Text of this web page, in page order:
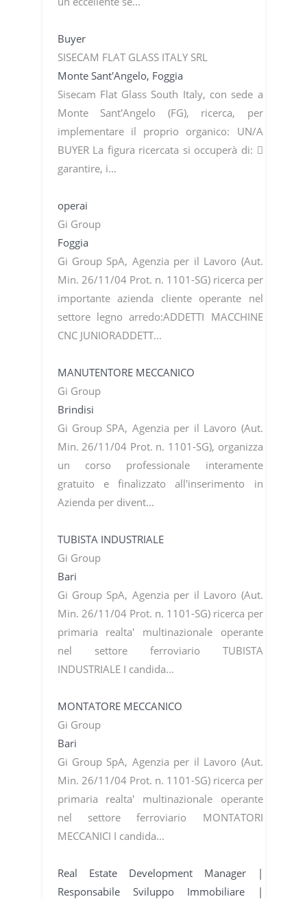
Buyer
SISECAM FLAT GLASS ITALY SRL
Monte Sant'Angelo, Foggia
Sisecam Flat Glass South Italy, con sede a
Monte Sant'Angelo (FG), ricerca, per
implementare il proprio organico: UN/A
BUYER La figura ricercata si occuperà di: 
garantire, i...
operai
Gi Group
Foggia
Gi Group SpA, Agenzia per il Lavoro (Aut.
Min. 26/11/04 Prot. n. 1101-SG) ricerca per
importante azienda cliente operante nel
settore legno arredo:ADDETTI MACCHINE
CNC JUNIORADDETT...
MANUTENTORE MECCANICO
Gi Group
Brindisi
Gi Group SPA, Agenzia per il Lavoro (Aut.
Min. 26/11/04 Prot. n. 1101-SG), organizza
un corso professionale interamente
gratuito e finalizzato all'inserimento in
Azienda per divent...
TUBISTA INDUSTRIALE
Gi Group
Bari
Gi Group SpA, Agenzia per il Lavoro (Aut.
Min. 26/11/04 Prot. n. 1101-SG) ricerca per
primaria realta' multinazionale operante
nel settore ferroviario TUBISTA
INDUSTRIALE I candida...
MONTATORE MECCANICO
Gi Group
Bari
Gi Group SpA, Agenzia per il Lavoro (Aut.
Min. 26/11/04 Prot. n. 1101-SG) ricerca per
primaria realta' multinazionale operante
nel settore ferroviario MONTATORI
MECCANICI I candida...
Real Estate Development Manager |
Responsabile Sviluppo Immobiliare |